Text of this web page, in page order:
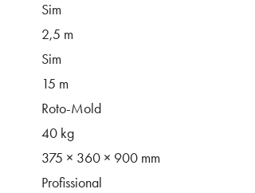
Sim
2,5 m
Sim
15 m
Roto-Mold
40 kg
375 × 360 × 900 mm
Profissional